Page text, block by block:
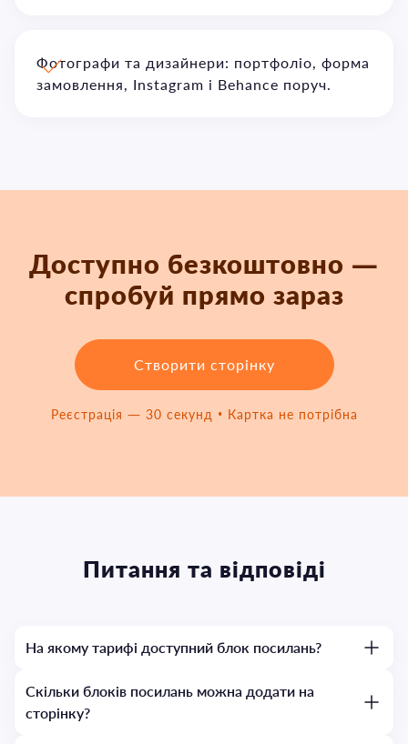
Фотографи та дизайнери: портфоліо, форма
замовлення, Instagram і Behance поруч.
Доступно безкоштовно —
спробуй прямо зараз
Створити сторінку
Реєстрація — 30 секунд • Картка не потрібна
Питання та відповіді
На якому тарифі доступний блок посилань?
Скільки блоків посилань можна додати на
сторінку?